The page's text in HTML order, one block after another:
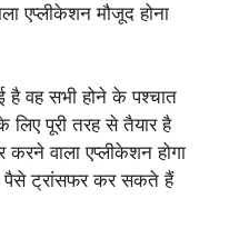
एप्लीकेशन मौजूद होना
है वह सभी होने के पश्चात
पूरी तरह से तैयार है
वाला एप्लीकेशन होगा
पैसे ट्रांसफर कर सकते हैं